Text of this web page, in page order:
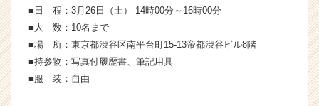
r
r）
■日 程：3月26日（土） 14時00分～16時00分
■人 数：10名まで
■場 所：東京都渋谷区南平台町15-13帝都渋谷ビル8階
■持参物：写真付履歴書、筆記用具
■服 装：自由